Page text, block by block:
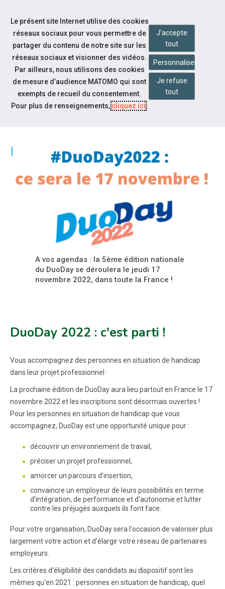
Aller au contenu
Notre actualité
#DUODAY2022 : CE SERA LE 17
A vos agendas : la 5ème édition nationale
du DuoDay se déroulera le jeudi 17
novembre 2022, dans toute la France !
DuoDay 2022 : c'est parti !
Vous accompagnez des personnes en situation de handicap
dans leur projet professionnel :
La prochaine édition de DuoDay aura lieu partout en France le 17
novembre 2022 et les inscriptions sont désormais ouvertes !
Pour les personnes en situation de handicap que vous
accompagnez, DuoDay est une opportunité unique pour :
découvrir un environnement de travail,
préciser un projet professionnel,
amorcer un parcours d’insertion,
convaincre un employeur de leurs possibilités en terme
d'intégration, de performance et d'autonomie et lutter
contre les préjugés auxquels ils font face.
Pour votre organisation, DuoDay sera l'occasion de valoriser plus
largement votre action et d'élargir votre réseau de partenaires
employeurs.
Les critères d'éligibilité des candidats au dispositif sont les
mêmes qu'en 2021 : personnes en situation de handicap, quel
Le présent site Internet utilise des cookies
réseaux sociaux pour vous permettre de
partager du contenu de notre site sur les
réseaux sociaux et visionner des vidéos.
Par ailleurs, nous utilisons des cookies
de mesure d’audience MATOMO qui sont
exempts de recueil du consentement.
Pour plus de renseignements,cliquez ici.
J'accepte
tout
Personnaliser
Je refuse
tout